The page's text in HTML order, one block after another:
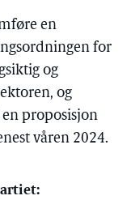
en
for
og
og
proposisjon
våren 2024.